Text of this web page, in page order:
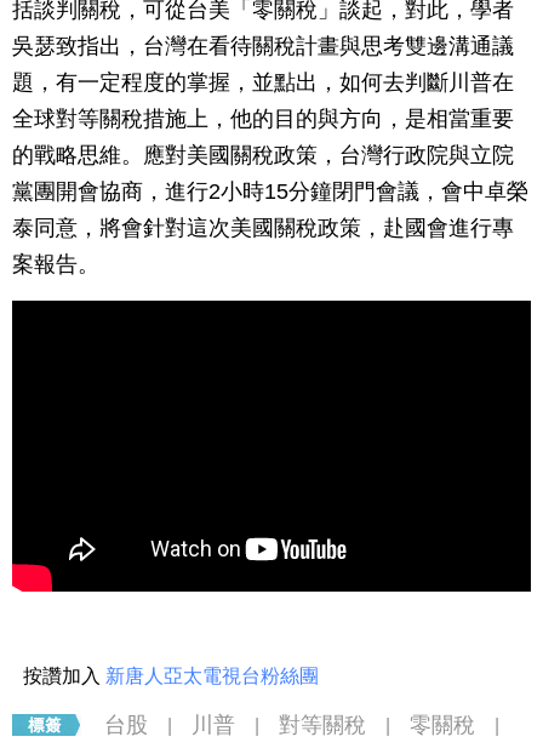
括談判關稅，可從台美「零關稅」談起，對此，學者
吳瑟致指出，台灣在看待關稅計畫與思考雙邊溝通議
題，有一定程度的掌握，並點出，如何去判斷川普在
全球對等關稅措施上，他的目的與方向，是相當重要
的戰略思維。應對美國關稅政策，台灣行政院與立院
黨團開會協商，進行2小時15分鐘閉門會議，會中卓榮
泰同意，將會針對這次美國關稅政策，赴國會進行專
案報告。
按讚加入 新唐人亞太電視台粉絲團
台股 川普 對等關稅 零關稅